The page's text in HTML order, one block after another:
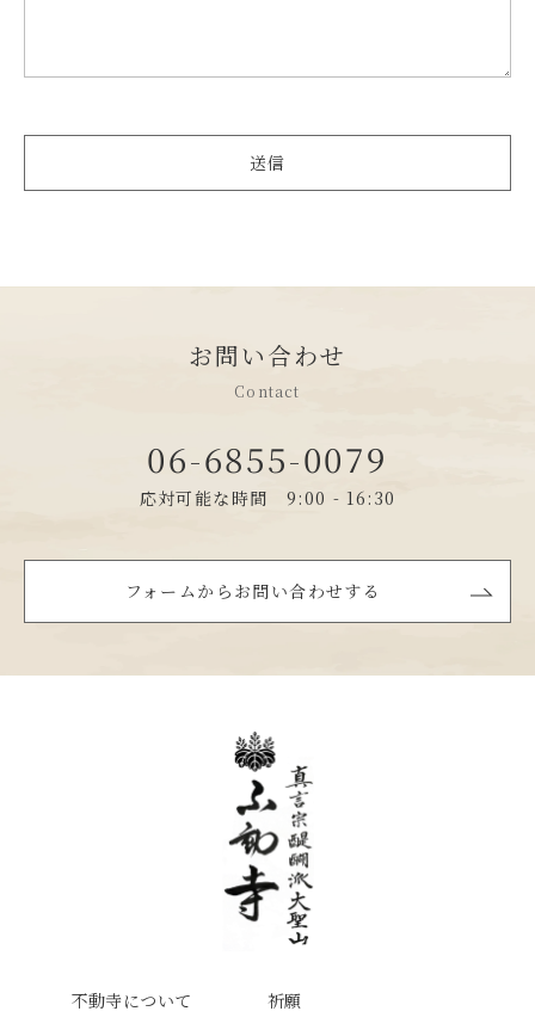
送信
お問い合わせ
Contact
06-6855-0079
応対可能な時間 9:00 - 16:30
フォームからお問い合わせする
不動寺について
祈願